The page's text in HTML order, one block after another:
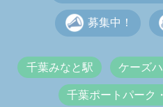
募集中！
千葉みなと駅 ケーズ
千葉ポートパーク